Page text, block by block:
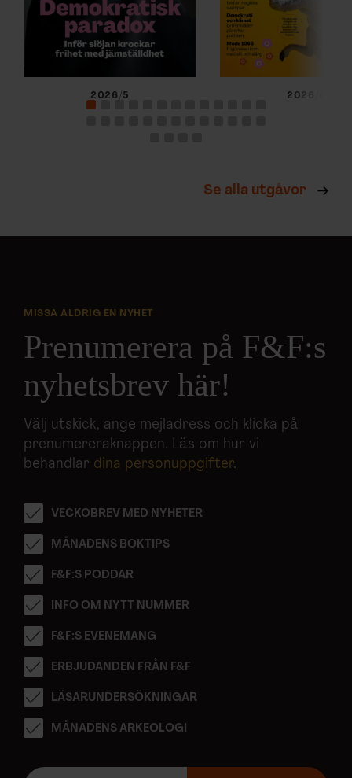
2026/5 2026/4
Se alla utgåvor
MISSA ALDRIG EN NYHET
Prenumerera på F&F:s
nyhetsbrev här!
Välj utskick, ange mejladress och klicka på
prenumereraknappen. Läs om hur vi
behandlar dina personuppgifter.
VECKOBREV MED NYHETER
MÅNADENS BOKTIPS
F&F:S PODDAR
INFO OM NYTT NUMMER
F&F:S EVENEMANG
ERBJUDANDEN FRÅN F&F
LÄSARUNDERSÖKNINGAR
MÅNADENS ARKEOLOGI